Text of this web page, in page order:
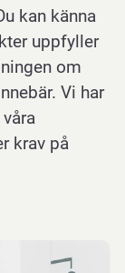
kan känna
uppfyller
om
Vi har
krav på